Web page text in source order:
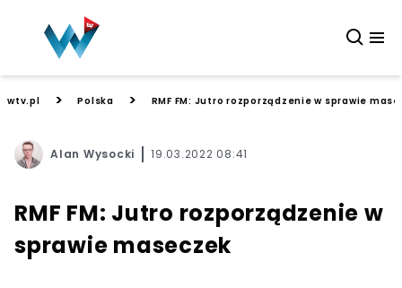
wtv.pl > Polska > RMF FM: Jutro rozporządzenie w sprawie
Alan Wysocki 19.03.2022 08:41
RMF FM: Jutro rozporządzenie w
sprawie maseczek